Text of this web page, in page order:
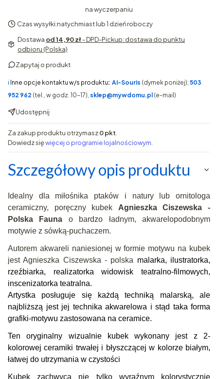
na wyczerpaniu
Czas wysyłki:natychmiast lub 1 dzień roboczy
Dostawa od 14,90 zł- DPD-Pickup: dostawa do punktu
odbioru (Polska)
Zapytaj o produkt
ℹ️ Inne opcje kontaktu w/s produktu: AI-Souris (dymek poniżej); 503
952 962 (tel., w godz. 10-17), sklep@mywdomu.pl (e-mail)
Udostępnij
Za zakup produktu otrzymasz0 pkt
Dowiedz sięwięcej o programie lojalnościowym.
Szczegółowy opis produktu
Idealny dla miłośnika ptaków i natury lub ornitologa
ceramiczny, poręczny kubek Agnieszka Ciszewska -
Polska Fauna o bardzo ładnym, akwarelopodobnym
motywie z sówką-puchaczem.
Autorem akwareli naniesionej w formie motywu na kubek
jest Agnieszka Ciszewska - polska malarka, ilustratorka,
rzeźbiarka, realizatorka widowisk teatralno-filmowych,
inscenizatorka teatralna.
Artystka posługuje się każdą techniką malarską, ale
najbliższą jest jej technika akwarelowa i stąd taka forma
grafiki-motywu zastosowana na ceramice.
Ten oryginalny wizualnie kubek wykonany jest z 2-
kolorowej ceramiki trwałej i błyszczącej w kolorze białym,
łatwej do utrzymania w czystości
Kubek zachwyca nie tylko wyraźnym kolorystycznie